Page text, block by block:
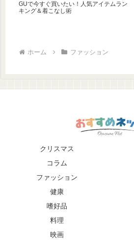
GUで今すぐ買いたい！人気アイテムラン
キング＆着こなし術
ホーム ファッション
クリスマス
コラム
ファッション
健康
嗜好品
料理
映画